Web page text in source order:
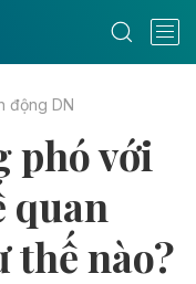
động DN
phó với
quan
thế nào?